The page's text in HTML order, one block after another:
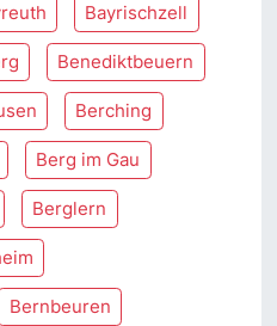
Bayrischzell
Benediktbeuern
Berching
Berg im Gau
Berglern
Bernbeuren